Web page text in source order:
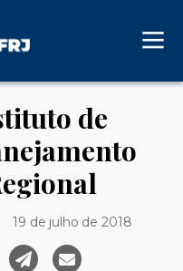
de
19 de julho de 2018